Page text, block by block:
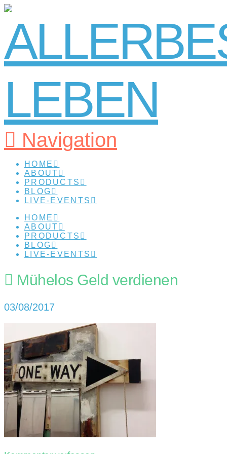
Navigation
HOME
ABOUT
PRODUCTS
BLOG
LIVE-EVENTS
HOME
ABOUT
PRODUCTS
BLOG
LIVE-EVENTS
Mühelos Geld verdienen
03/08/2017